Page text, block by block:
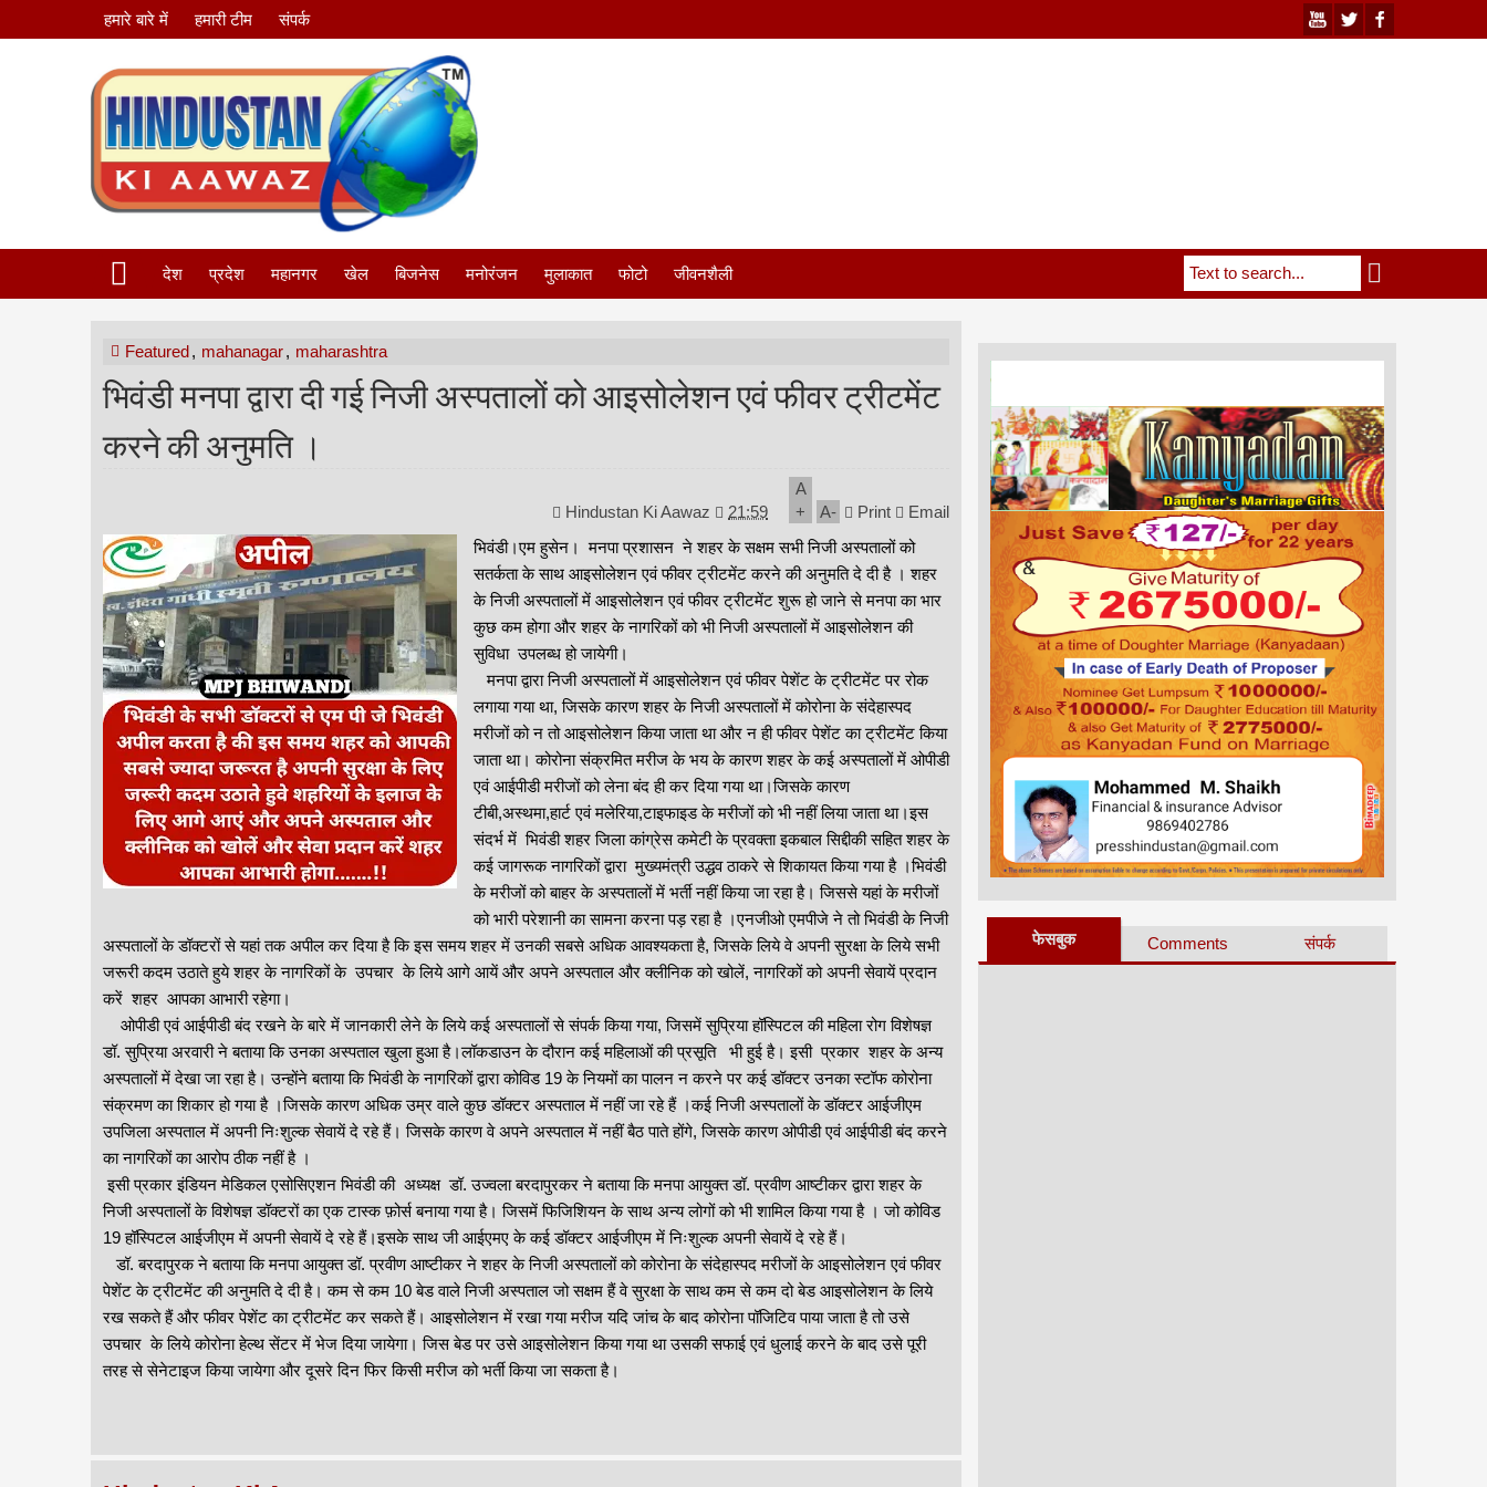
हमारे बारे में हमारी टीम संपर्क
देश प्रदेश महानगर खेल बिजनेस मनोरंजन मुलाकात फोटो जीवनशैली
Featured, mahanagar, maharashtra
भिवंडी मनपा द्वारा दी गई निजी अस्पतालों को आइसोलेशन एवं फीवर ट्रीटमेंट
करने की अनुमति ।
Hindustan Ki Aawaz 21:59
A
+
A- Print
Email
भिवंडी।एम हुसेन। मनपा प्रशासन ने शहर के सक्षम सभी निजी अस्पतालों को
सतर्कता के साथ आइसोलेशन एवं फीवर ट्रीटमेंट करने की अनुमति दे दी है । शहर
के निजी अस्पतालों में आइसोलेशन एवं फीवर ट्रीटमेंट शुरू हो जाने से मनपा का भार
कुछ कम होगा और शहर के नागरिकों को भी निजी अस्पतालों में आइसोलेशन की
सुविधा उपलब्ध हो जायेगी।
मनपा द्वारा निजी अस्पतालों में आइसोलेशन एवं फीवर पेशेंट के ट्रीटमेंट पर रोक
लगाया गया था, जिसके कारण शहर के निजी अस्पतालों में कोरोना के संदेहास्पद
मरीजों को न तो आइसोलेशन किया जाता था और न ही फीवर पेशेंट का ट्रीटमेंट किया
जाता था। कोरोना संक्रमित मरीज के भय के कारण शहर के कई अस्पतालों में ओपीडी
एवं आईपीडी मरीजों को लेना बंद ही कर दिया गया था।जिसके कारण
टीबी,अस्थमा,हार्ट एवं मलेरिया,टाइफाइड के मरीजों को भी नहीं लिया जाता था।इस
संदर्भ में भिवंडी शहर जिला कांग्रेस कमेटी के प्रवक्ता इकबाल सिद्दीकी सहित शहर के
कई जागरूक नागरिकों द्वारा मुख्यमंत्री उद्धव ठाकरे से शिकायत किया गया है ।भिवंडी
के मरीजों को बाहर के अस्पतालों में भर्ती नहीं किया जा रहा है। जिससे यहां के मरीजों
को भारी परेशानी का सामना करना पड़ रहा है ।एनजीओ एमपीजे ने तो भिवंडी के निजी
अस्पतालों के डॉक्टरों से यहां तक अपील कर दिया है कि इस समय शहर में उनकी सबसे अधिक आवश्यकता है, जिसके लिये वे अपनी सुरक्षा के लिये सभी
जरूरी कदम उठाते हुये शहर के नागरिकों के उपचार के लिये आगे आयें और अपने अस्पताल और क्लीनिक को खोलें, नागरिकों को अपनी सेवायें प्रदान
करें शहर आपका आभारी रहेगा।
ओपीडी एवं आईपीडी बंद रखने के बारे में जानकारी लेने के लिये कई अस्पतालों से संपर्क किया गया, जिसमें सुप्रिया हॉस्पिटल की महिला रोग विशेषज्ञ
डॉ. सुप्रिया अरवारी ने बताया कि उनका अस्पताल खुला हुआ है।लॉकडाउन के दौरान कई महिलाओं की प्रसूति भी हुई है। इसी प्रकार शहर के अन्य
अस्पतालों में देखा जा रहा है। उन्होंने बताया कि भिवंडी के नागरिकों द्वारा कोविड 19 के नियमों का पालन न करने पर कई डॉक्टर उनका स्टॉफ कोरोना
संक्रमण का शिकार हो गया है ।जिसके कारण अधिक उम्र वाले कुछ डॉक्टर अस्पताल में नहीं जा रहे हैं ।कई निजी अस्पतालों के डॉक्टर आईजीएम
उपजिला अस्पताल में अपनी निःशुल्क सेवायें दे रहे हैं। जिसके कारण वे अपने अस्पताल में नहीं बैठ पाते होंगे, जिसके कारण ओपीडी एवं आईपीडी बंद करने
का नागरिकों का आरोप ठीक नहीं है ।
इसी प्रकार इंडियन मेडिकल एसोसिएशन भिवंडी की अध्यक्ष डॉ. उज्वला बरदापुरकर ने बताया कि मनपा आयुक्त डॉ. प्रवीण आष्टीकर द्वारा शहर के
निजी अस्पतालों के विशेषज्ञ डॉक्टरों का एक टास्क फ़ोर्स बनाया गया है। जिसमें फिजिशियन के साथ अन्य लोगों को भी शामिल किया गया है । जो कोविड
19 हॉस्पिटल आईजीएम में अपनी सेवायें दे रहे हैं।इसके साथ जी आईएमए के कई डॉक्टर आईजीएम में निःशुल्क अपनी सेवायें दे रहे हैं।
डॉ. बरदापुरक ने बताया कि मनपा आयुक्त डॉ. प्रवीण आष्टीकर ने शहर के निजी अस्पतालों को कोरोना के संदेहास्पद मरीजों के आइसोलेशन एवं फीवर
पेशेंट के ट्रीटमेंट की अनुमति दे दी है। कम से कम 10 बेड वाले निजी अस्पताल जो सक्षम हैं वे सुरक्षा के साथ कम से कम दो बेड आइसोलेशन के लिये
रख सकते हैं और फीवर पेशेंट का ट्रीटमेंट कर सकते हैं। आइसोलेशन में रखा गया मरीज यदि जांच के बाद कोरोना पॉजिटिव पाया जाता है तो उसे
उपचार के लिये कोरोना हेल्थ सेंटर में भेज दिया जायेगा। जिस बेड पर उसे आइसोलेशन किया गया था उसकी सफाई एवं धुलाई करने के बाद उसे पूरी
तरह से सेनेटाइज किया जायेगा और दूसरे दिन फिर किसी मरीज को भर्ती किया जा सकता है।
फेसबुक Comments संपर्क